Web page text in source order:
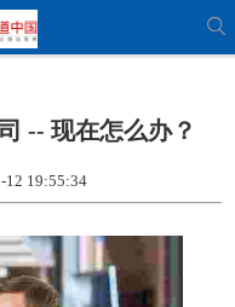
，来自全食超市的一封电子
-- 现在怎么办？
19:55:34